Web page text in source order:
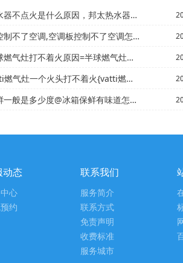
火是什么原因，邦太热水器不点火是什么原因造成的
不了空调,空调板控制不了空调怎么回事
灶打不着火原因=半球燃气灶打不着火怎么办
一个火头打不着火{vatti燃气灶一个能着 一个打不着火
多少度@冰箱保鲜有味道怎么去除 冰箱保鲜有味道去除方法
动态
心
约
联系我们
服务简介
联系方式
免责声明
收费标准
服务城市